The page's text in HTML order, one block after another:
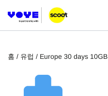
홈 / 유럽 / Europe 30 days 10GB